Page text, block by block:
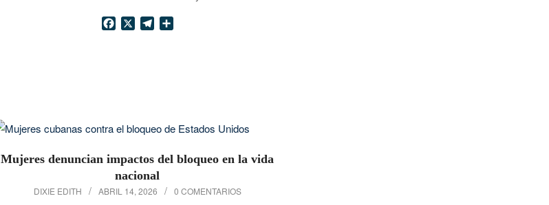
Facebook
X TelegramCompartir
Mujeres denuncian impactos del bloqueo en la vida
nacional
DIXIE EDITH ABRIL 14, 2026 0 COMENTARIOS